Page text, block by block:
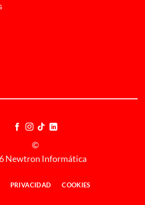
©
Newtron Informática
PRIVACIDAD COOKIES